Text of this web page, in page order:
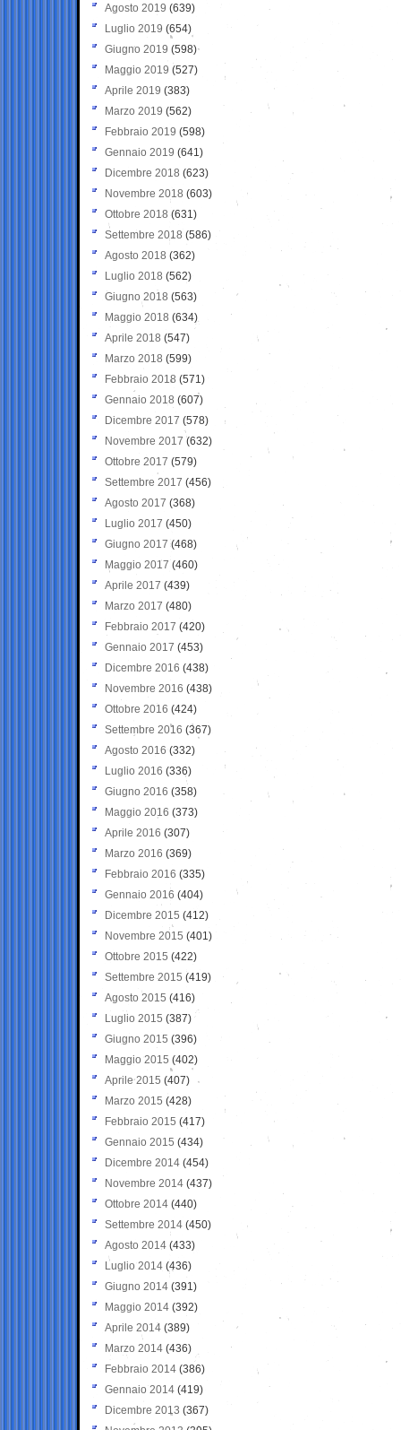
Agosto 2019 (639)
Luglio 2019 (654)
Giugno 2019 (598)
Maggio 2019 (527)
Aprile 2019 (383)
Marzo 2019 (562)
Febbraio 2019 (598)
Gennaio 2019 (641)
Dicembre 2018 (623)
Novembre 2018 (603)
Ottobre 2018 (631)
Settembre 2018 (586)
Agosto 2018 (362)
Luglio 2018 (562)
Giugno 2018 (563)
Maggio 2018 (634)
Aprile 2018 (547)
Marzo 2018 (599)
Febbraio 2018 (571)
Gennaio 2018 (607)
Dicembre 2017 (578)
Novembre 2017 (632)
Ottobre 2017 (579)
Settembre 2017 (456)
Agosto 2017 (368)
Luglio 2017 (450)
Giugno 2017 (468)
Maggio 2017 (460)
Aprile 2017 (439)
Marzo 2017 (480)
Febbraio 2017 (420)
Gennaio 2017 (453)
Dicembre 2016 (438)
Novembre 2016 (438)
Ottobre 2016 (424)
Settembre 2016 (367)
Agosto 2016 (332)
Luglio 2016 (336)
Giugno 2016 (358)
Maggio 2016 (373)
Aprile 2016 (307)
Marzo 2016 (369)
Febbraio 2016 (335)
Gennaio 2016 (404)
Dicembre 2015 (412)
Novembre 2015 (401)
Ottobre 2015 (422)
Settembre 2015 (419)
Agosto 2015 (416)
Luglio 2015 (387)
Giugno 2015 (396)
Maggio 2015 (402)
Aprile 2015 (407)
Marzo 2015 (428)
Febbraio 2015 (417)
Gennaio 2015 (434)
Dicembre 2014 (454)
Novembre 2014 (437)
Ottobre 2014 (440)
Settembre 2014 (450)
Agosto 2014 (433)
Luglio 2014 (436)
Giugno 2014 (391)
Maggio 2014 (392)
Aprile 2014 (389)
Marzo 2014 (436)
Febbraio 2014 (386)
Gennaio 2014 (419)
Dicembre 2013 (367)